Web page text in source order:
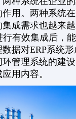
用。两种系统
成需求也越来
行有效集成后，
据对ERP系统
管理系统的建
用内容。